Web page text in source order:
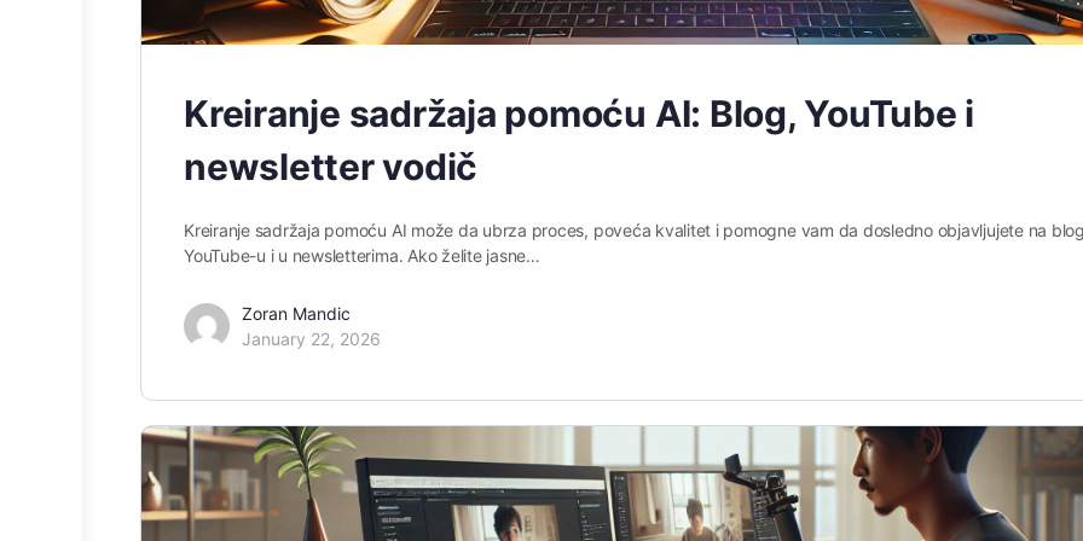
Kreiranje sadržaja pomoću AI: Blog, YouTube i
newsletter vodič
Kreiranje sadržaja pomoću AI može da ubrza proces, poveća kvalitet i pomogne vam da dosledno objavljujete na
YouTube-u i u newsletterima. Ako želite jasne…
Zoran Mandic
January 22, 2026